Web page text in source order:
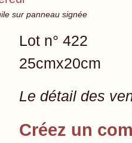
sur panneau signée
Lot n° 422
25cmx20cm
Le détail des
Créez un